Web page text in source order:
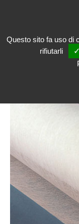
Questo sito fa uso di
rifiutarli